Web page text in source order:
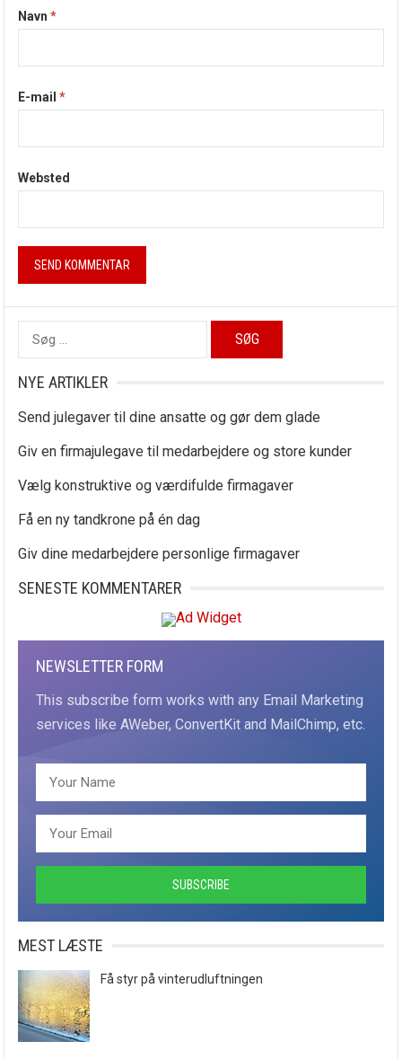
Navn*
E-mail*
Websted
Søg
efter:
NYE ARTIKLER
Send julegaver til dine ansatte og gør dem glade
Giv en firmajulegave til medarbejdere og store kunder
Vælg konstruktive og værdifulde firmagaver
Få en ny tandkrone på én dag
Giv dine medarbejdere personlige firmagaver
SENESTE KOMMENTARER
NEWSLETTER FORM
This subscribe form works with any Email Marketing
services like AWeber, ConvertKit and MailChimp, etc.
MEST LÆSTE
Få styr på vinterudluftningen